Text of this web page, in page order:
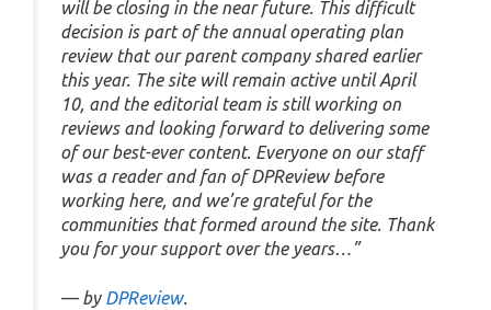
will be closing in the near future. This difficult
decision is part of the annual operating plan
review that our parent company shared earlier
this year. The site will remain active until April
10, and the editorial team is still working on
reviews and looking forward to delivering some
of our best-ever content. Everyone on our staff
was a reader and fan of DPReview before
working here, and we’re grateful for the
communities that formed around the site. Thank
you for your support over the years…”
— by DPReview.